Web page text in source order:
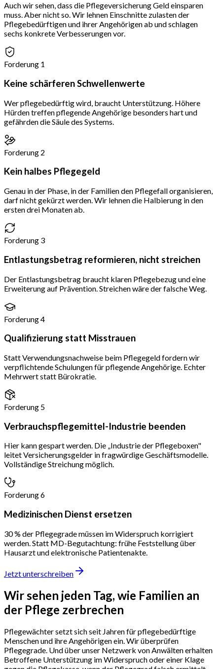
Auch wir sehen, dass die Pflegeversicherung Geld einsparen
muss. Aber nicht so. Wir lehnen Einschnitte zulasten der
Pflegebedürftigen und ihrer Angehörigen ab und schlagen
sechs konkrete Verbesserungen vor.
Forderung 1
Keine schärferen Schwellenwerte
Wer pflegebedürftig wird, braucht Unterstützung. Höhere
Hürden treffen pflegende Angehörige besonders hart und
gefährden die Säule des Systems.
Forderung 2
Kein halbes Pflegegeld
Genau in der Phase, in der Familien den Pflegefall organisieren,
darf nicht gekürzt werden. Wir lehnen die Halbierung in den
ersten drei Monaten ab.
Forderung 3
Entlastungsbetrag reformieren, nicht streichen
Der Entlastungsbetrag braucht klaren Pflegebezug und eine
Erweiterung auf Prävention. Streichen wäre der falsche Weg.
Forderung 4
Qualifizierung statt Misstrauen
Statt Verwendungsnachweise beim Pflegegeld fordern wir
verpflichtende Schulungen für pflegende Angehörige. Echter
Mehrwert statt Bürokratie.
Forderung 5
Verbrauchspflegemittel-Industrie beenden
Hier kann gespart werden. Die „Industrie der Pflegeboxen"
leitet Versicherungsgelder in fragwürdige Geschäftsmodelle.
Vollständige Streichung möglich.
Forderung 6
Medizinischen Dienst ersetzen
30 % der Pflegegrade müssen im Widerspruch korrigiert
werden. Statt MD-Begutachtung: frühe Feststellung über
Hausarzt und elektronische Patientenakte.
Jetzt unterschreiben
Wir sehen jeden Tag, wie Familien an
der Pflege zerbrechen
Pflegewächter setzt sich seit Jahren für pflegebedürftige
Menschen und ihre Angehörigen ein. Wir überprüfen
Pflegegrade. Und über unser Netzwerk von Anwälten erhalten
Betroffene Unterstützung im Widerspruch oder einer Klage